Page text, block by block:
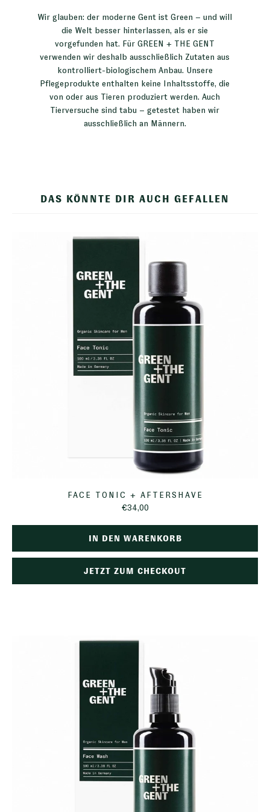
Wir glauben: der moderne Gent ist Green – und will
die Welt besser hinterlassen, als er sie
vorgefunden hat. Für GREEN + THE GENT
verwenden wir deshalb ausschließlich Zutaten aus
kontrolliert-biologischem Anbau. Unsere
Pflegeprodukte enthalten keine Inhaltsstoffe, die
von oder aus Tieren produziert werden. Auch
Tierversuche sind tabu – getestet haben wir
ausschließlich an Männern.
DAS KÖNNTE DIR AUCH GEFALLEN
FACE TONIC + AFTERSHAVE
€34,00
IN DEN WARENKORB
JETZT ZUM CHECKOUT